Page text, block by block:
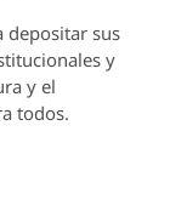
depositar sus
y
y el
todos.